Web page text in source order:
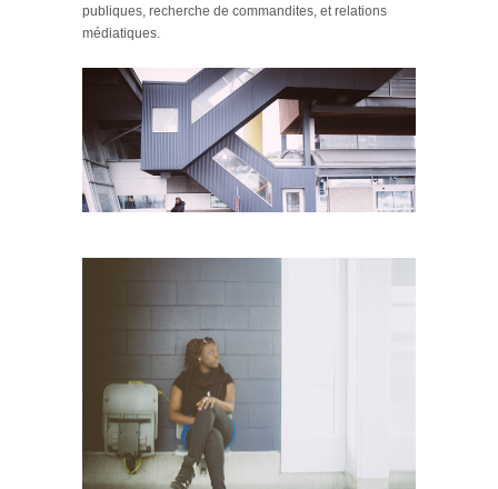
publiques, recherche de commandites, et relations
médiatiques.